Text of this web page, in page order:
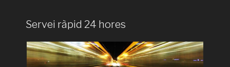
Servei ràpid 24 hores